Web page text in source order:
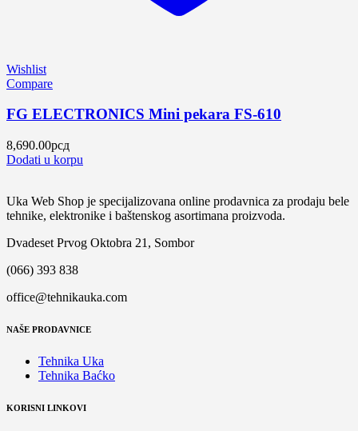
Wishlist
Compare
FG ELECTRONICS Mini pekara FS-610
8,690.00рсд
Dodati u korpu
Uka Web Shop je specijalizovana online prodavnica za prodaju bele
tehnike, elektronike i baštenskog asortimana proizvoda.
Dvadeset Prvog Oktobra 21, Sombor
(066) 393 838
office@tehnikauka.com
NAŠE PRODAVNICE
Tehnika Uka
Tehnika Baćko
KORISNI LINKOVI